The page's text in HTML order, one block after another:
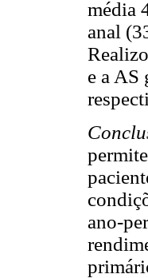
média
anal
e a AS
ano-